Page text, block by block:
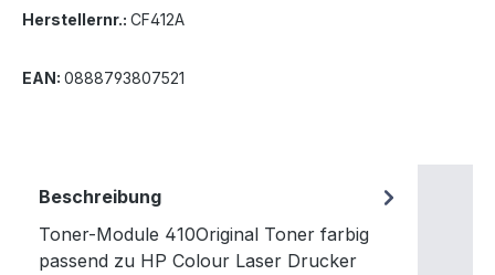
Herstellernr.: CF412A
EAN: 0888793807521
Beschreibung
Toner-Module 410Original Toner farbig
passend zu HP Colour Laser Drucker